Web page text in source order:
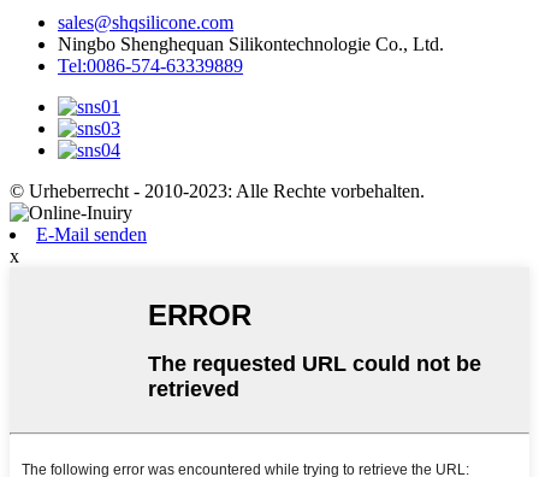
sales@shqsilicone.com
Ningbo Shenghequan Silikontechnologie Co., Ltd.
Tel:0086-574-63339889
© Urheberrecht - 2010-2023: Alle Rechte vorbehalten.
E-Mail senden
x